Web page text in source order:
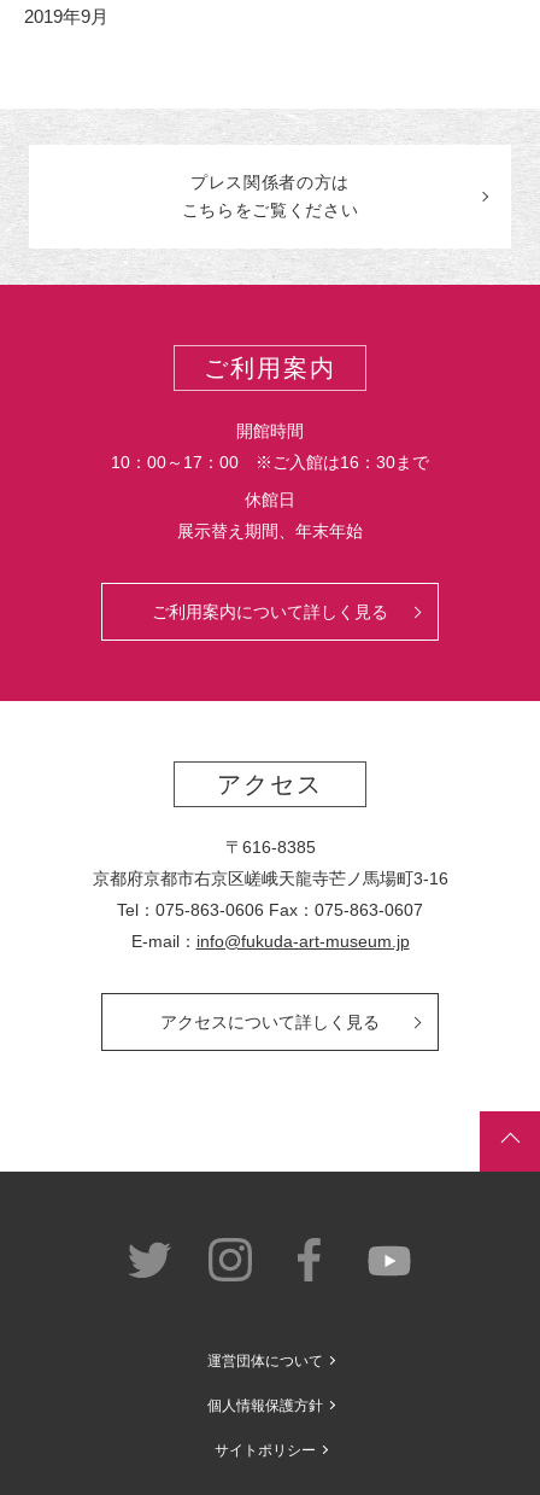
2019年9月
プレス関係者の方は
こちらをご覧ください
ご利用案内
開館時間
10：00～17：00 ※ご入館は16：30まで
休館日
展示替え期間、年末年始
ご利用案内について詳しく見る
アクセス
〒616-8385
京都府京都市右京区嵯峨天龍寺芒ノ馬場町3-16
Tel：075-863-0606 Fax：075-863-0607
E-mail： info@fukuda-art-museum.jp
アクセスについて詳しく見る
運営団体について
個人情報保護方針
サイトポリシー